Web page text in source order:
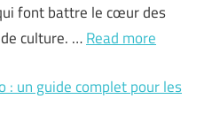
font battre le cœur des
culture. …Read more
: un guide complet pour les